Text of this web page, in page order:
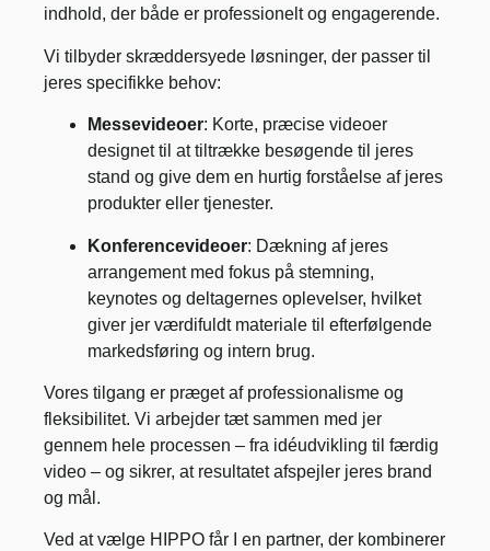
indhold, der både er professionelt og engagerende.
Vi tilbyder skræddersyede løsninger, der passer til
jeres specifikke behov:
Messevideoer: Korte, præcise videoer
designet til at tiltrække besøgende til jeres
stand og give dem en hurtig forståelse af jeres
produkter eller tjenester.
Konferencevideoer: Dækning af jeres
arrangement med fokus på stemning,
keynotes og deltagernes oplevelser, hvilket
giver jer værdifuldt materiale til efterfølgende
markedsføring og intern brug.
Vores tilgang er præget af professionalisme og
fleksibilitet. Vi arbejder tæt sammen med jer
gennem hele processen – fra idéudvikling til færdig
video – og sikrer, at resultatet afspejler jeres brand
og mål.
Ved at vælge HIPPO får I en partner, der kombinerer